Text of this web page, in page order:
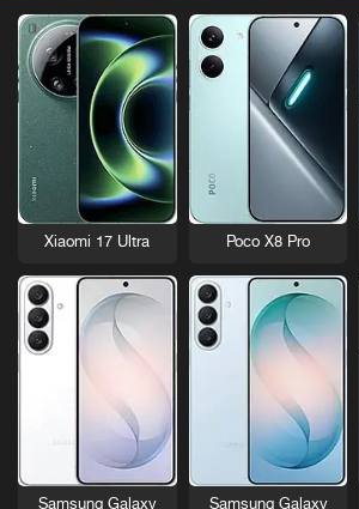
Poco X8 Pro
Xiaomi 17 Ultra